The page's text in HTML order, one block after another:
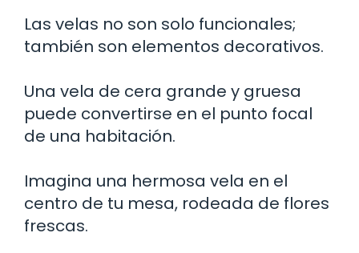
Las velas no son solo funcionales;
también son elementos decorativos.
Una vela de cera grande y gruesa
puede convertirse en el punto focal
de una habitación.
Imagina una hermosa vela en el
centro de tu mesa, rodeada de flores
frescas.